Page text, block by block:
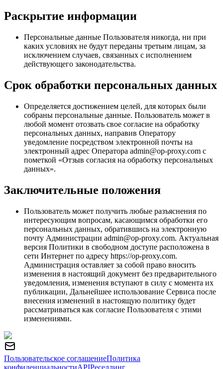
Раскрытие информации
Персональные данные Пользователя никогда, ни при
каких условиях не будут переданы третьим лицам, за
исключением случаев, связанных с исполнением
действующего законодательства.
Срок обработки персональных данных
Определяется достижением целей, для которых были
собраны персональные данные. Пользователь может в
любой момент отозвать свое согласие на обработку
персональных данных, направив Оператору
уведомление посредством электронной почты на
электронный адрес Оператора admin@op-proxy.com с
пометкой «Отзыв согласия на обработку персональных
данных».
Заключительные положения
Пользователь может получить любые разъяснения по
интересующим вопросам, касающимся обработки его
персональных данных, обратившись на электронную
почту Администрации admin@op-proxy.com. Актуальная
версия Политики в свободном доступе расположена в
сети Интернет по адресу https://op-proxy.com.
Администрация оставляет за собой право вносить
изменения в настоящий документ без предварительного
уведомления, изменения вступают в силу с момента их
публикации, Дальнейшее использование Сервиса после
внесения изменений в настоящую политику будет
рассматриваться как согласие Пользователя с этими
изменениями.
Пользовательское соглашениеПолитика
конфиденциальностиAPIРеселлинг